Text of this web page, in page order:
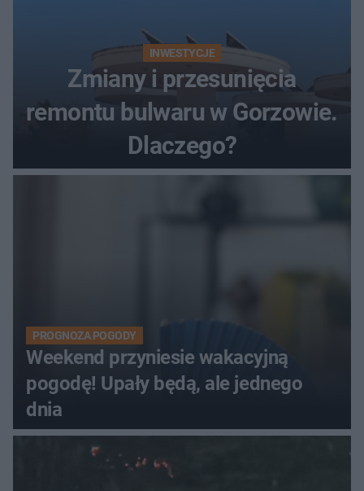
INWESTYCJE
Zmiany i przesunięcia
remontu bulwaru w Gorzowie.
Dlaczego?
PROGNOZA POGODY
Weekend przyniesie wakacyjną
pogodę! Upały będą, ale jednego
dnia